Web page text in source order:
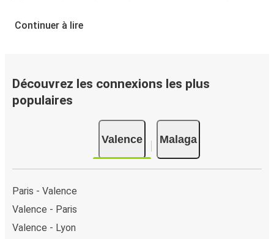
Continuer à lire
Découvrez les connexions les plus
populaires
Valence Malaga
Paris - Valence
Valence - Paris
Valence - Lyon